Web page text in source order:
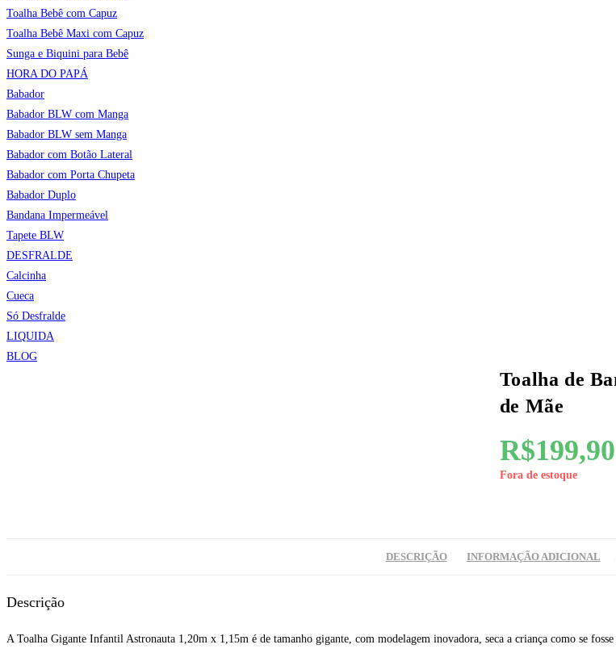
Toalha Bebê com Capuz
Toalha Bebê Maxi com Capuz
Sunga e Biquini para Bebê
HORA DO PAPÁ
Babador
Babador BLW com Manga
Babador BLW sem Manga
Babador com Botão Lateral
Babador com Porta Chupeta
Babador Duplo
Bandana Impermeável
Tapete BLW
DESFRALDE
Calcinha
Cueca
Só Desfralde
LIQUIDA
BLOG
Toalha de
de Mãe
R$199,90
Fora de estoque
DESCRIÇÃO INFORMAÇÃO ADICIONAL
Descrição
A Toalha Gigante Infantil Astronauta 1,20m x 1,15m é de tamanho gigante, com modelagem inovadora, seca a criança como se fosse